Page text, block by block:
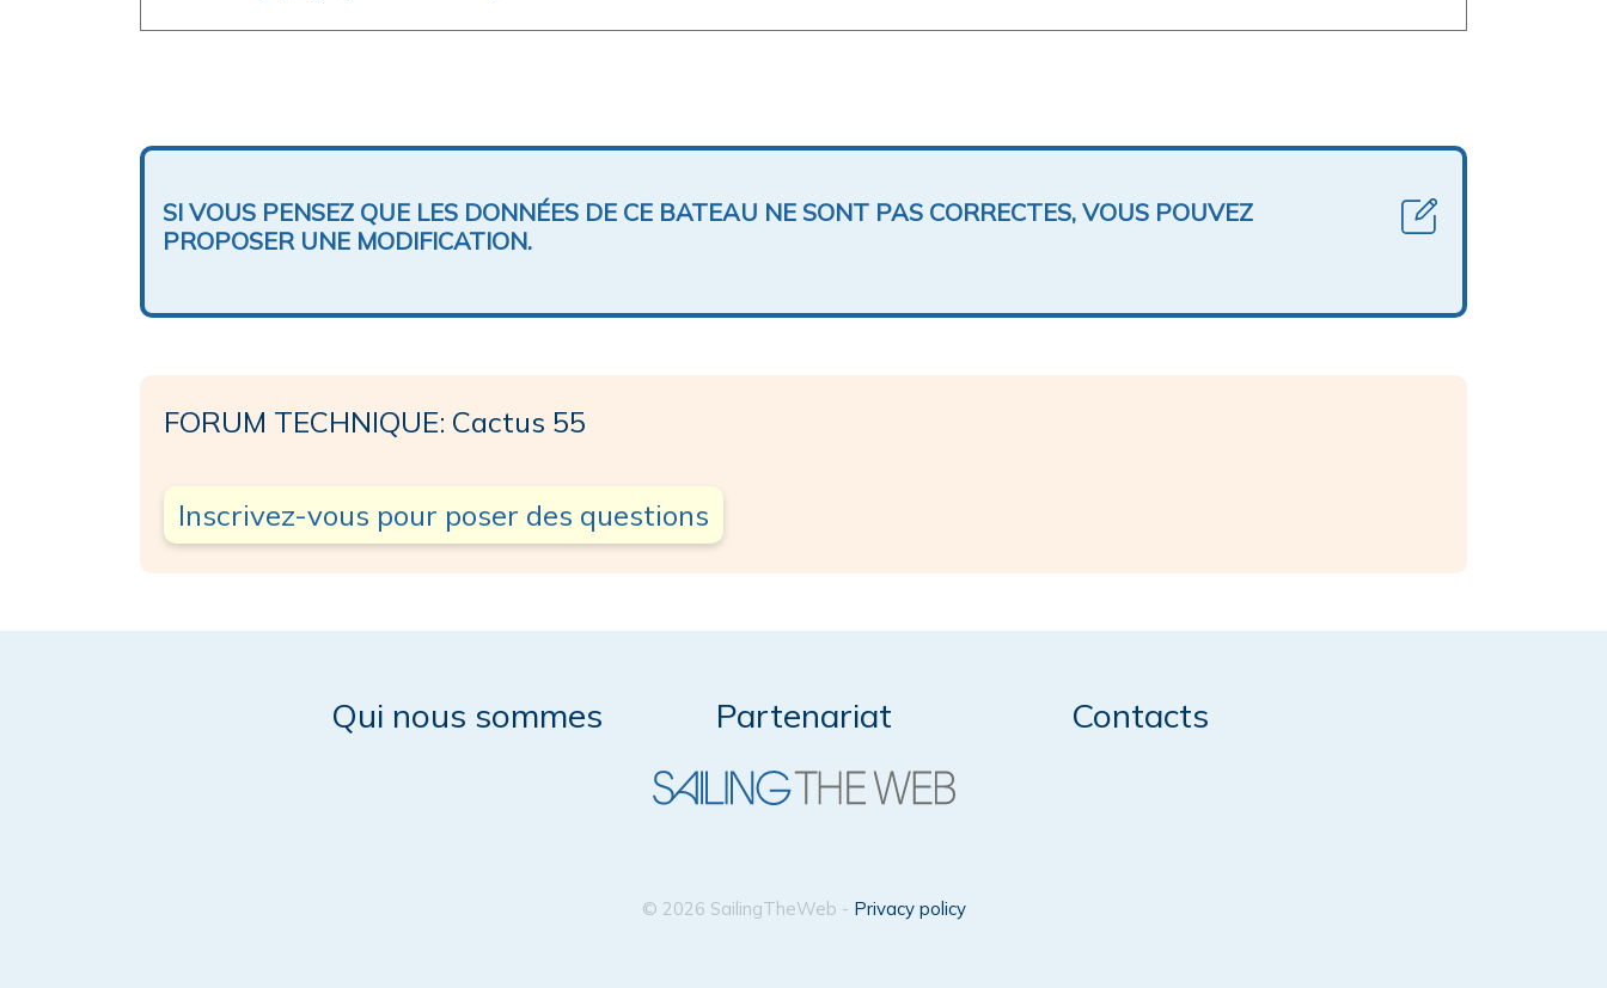
SI VOUS PENSEZ QUE LES DONNÉES DE CE BATEAU NE SONT PAS CORRECTES, VOUS POUVEZ
PROPOSER UNE MODIFICATION.
FORUM TECHNIQUE: Cactus 55
Inscrivez-vous pour poser des questions
Qui nous sommes Partenariat Contacts
© 2026 SailingTheWeb - Privacy policy